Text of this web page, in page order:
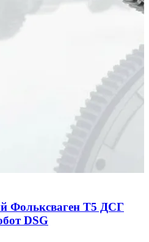
Фольксваген Т5 ДСГ
DSG